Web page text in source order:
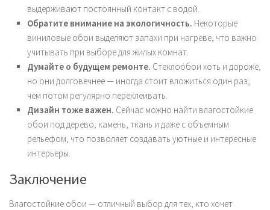
выдерживают постоянный контакт с водой.
Обратите внимание на экологичность. Некоторые
виниловые обои выделяют запахи при нагреве, что важно
учитывать при выборе для жилых комнат.
Думайте о будущем ремонте. Стеклообои хоть и дороже,
но они долговечнее — иногда стоит вложиться один раз,
чем потом регулярно переклеивать.
Дизайн тоже важен. Сейчас можно найти влагостойкие
обои под дерево, камень, ткань и даже с объемным
рельефом, что позволяет создавать уютные и интересные
интерьеры.
Заключение
Влагостойкие обои — отличный выбор для тех, кто хочет